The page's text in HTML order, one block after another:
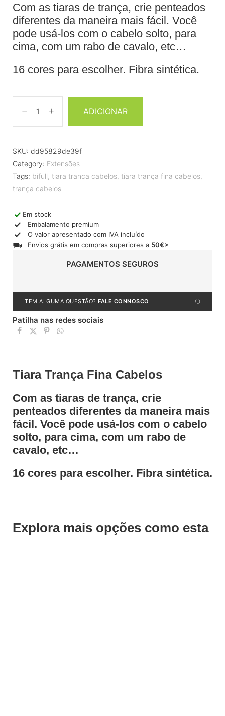
Com as tiaras de trança, crie penteados
diferentes da maneira mais fácil. Você
pode usá-los com o cabelo solto, para
cima, com um rabo de cavalo, etc…
16 cores para escolher. Fibra sintética.
ADICIONAR
SKU: dd95829de39f
Category: Extensões
Tags: bifull, tiara tranca cabelos, tiara trança fina cabelos,
trança cabelos
Em stock
Embalamento premium
O valor apresentado com IVA incluído
Envios grátis em compras superiores a 50€>
PAGAMENTOS SEGUROS
TEM ALGUMA QUESTÃO? FALE CONNOSCO
Patilha nas redes sociais
Tiara Trança Fina Cabelos
Com as tiaras de trança, crie
penteados diferentes da maneira mais
fácil. Você pode usá-los com o cabelo
solto, para cima, com um rabo de
cavalo, etc…
16 cores para escolher. Fibra sintética.
Explora mais opções como esta